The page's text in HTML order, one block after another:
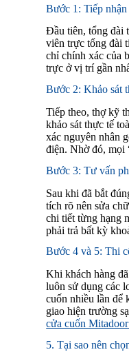
Bước 1: Tiếp
Đầu tiên, tổng đài
viên trực tổng đài
chỉ chính xác của
trực ở vị trí gần
Bước 2: Khảo sát
Tiếp theo, thợ kỹ
khảo sát thực tế
xác nguyên nhân
điện. Nhờ đó, mọi
Bước 3: Tư vấn
Sau khi đã bắt
tích rõ nên sửa
chi tiết từng hạng
phải trả bất kỳ
Bước 4 và 5: Thi
Khi khách hàng
luôn sử dụng các
cuốn nhiều lần để
giao hiện trường
cửa cuốn
5. Tại sao nên